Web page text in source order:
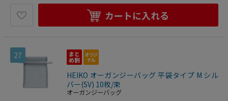
カートに入れる
27
HEIKO オーガンジーバッグ 平袋タイプ M シル
バー(SV) 10枚/束
オーガンジーバッグ